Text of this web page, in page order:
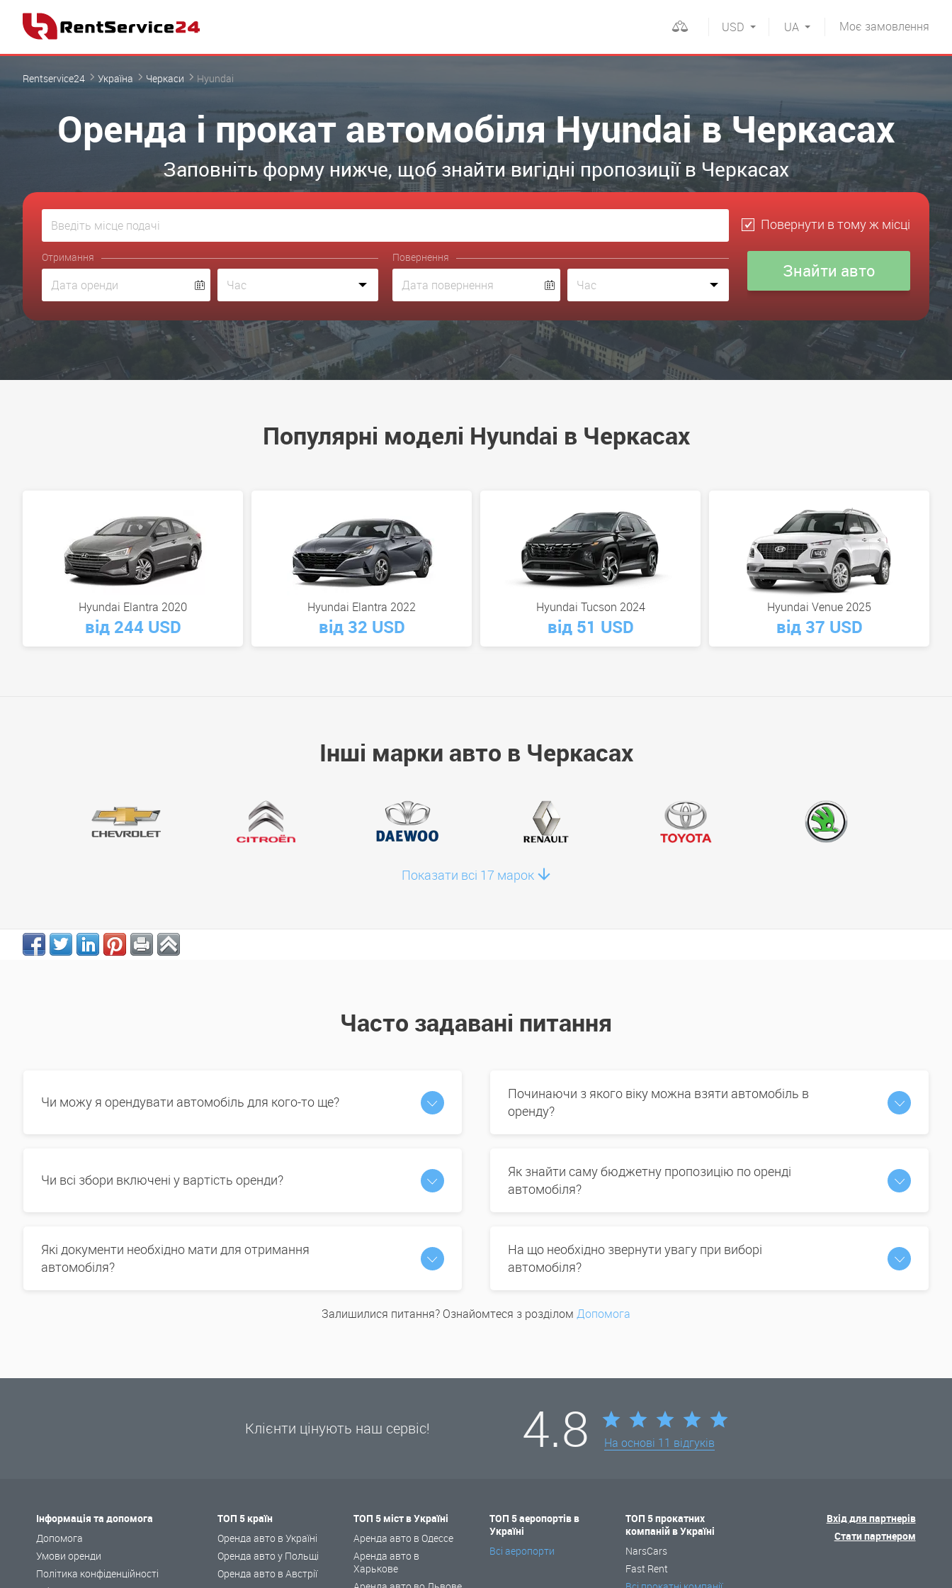
Моє замовлення
UA
USD
Rentservice24 Україна Черкаси Hyundai
Оренда і прокат автомобіля Hyundai в Черкасах
Заповніть форму нижче, щоб знайти вигідні пропозиції в Черкасах
Повернути в тому ж місці
Отримання Повернення
Популярні моделі Hyundai в Черкасах
Hyundai Elantra 2020
від 244 USD
Hyundai Elantra 2022
від 32 USD
Hyundai Tucson 2024
від 51 USD
Hyundai Venue 2025
від 37 USD
Інші марки авто в Черкасах
Показати всі 17 марок
Часто задавані питання
Чи можу я орендувати автомобіль для кого-то ще?
Починаючи з якого віку можна взяти автомобіль в
оренду?
Чи всі збори включені у вартість оренди?
Як знайти саму бюджетну пропозицію по оренді
автомобіля?
Які документи необхідно мати для отримання
автомобіля?
На що необхідно звернути увагу при виборі
автомобіля?
Залишилися питання? Ознайомтеся з розділом Допомога
Клієнти цінують наш сервіс! 4.8 На основі 11 відгуків
Інформація та допомога
Допомога
Умови оренди
Політика конфіденційності
ТОП 5 країн
Оренда авто в Україні
Оренда авто у Польщі
Оренда авто в Австрії
ТОП 5 міст в Україні
Аренда авто в Одессе
Аренда авто в
Харькове
ТОП 5 аеропортів в
Україні
Всі аеропорти
ТОП 5 прокатних
компаній в Україні
NarsCars
Fast Rent
Вхід для партнерів
Стати партнером